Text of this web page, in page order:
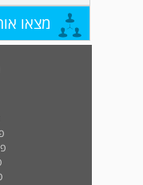
מצאו